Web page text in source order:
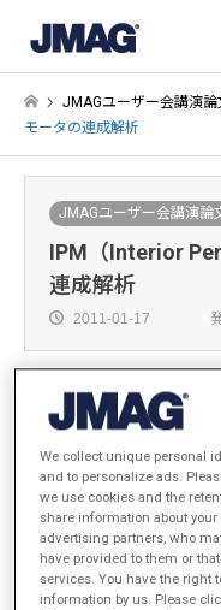
JMAGユーザー会講演論
モータの連成解析
JMAGユーザー会講演論
IPM（Interior
連成解析
2011-01-17
ー
鈴木 信行
概要
We collect unique personal
and to personalize ads.
we use cookies and the
share information about
advertising partners, who
have provided to them or
services. You have the right
information by us. Please